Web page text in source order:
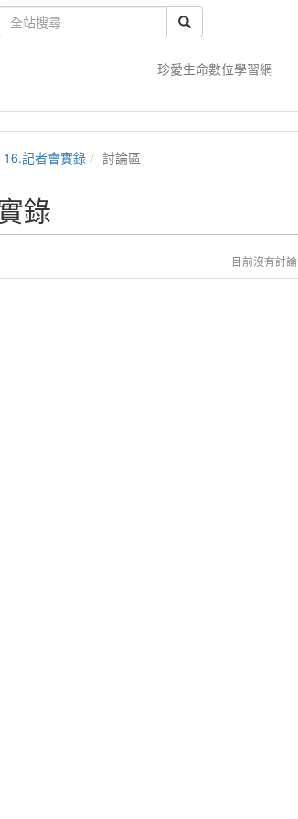
珍愛生命數位學習網
16.記者會實錄 討論區
錄
目前沒有討論